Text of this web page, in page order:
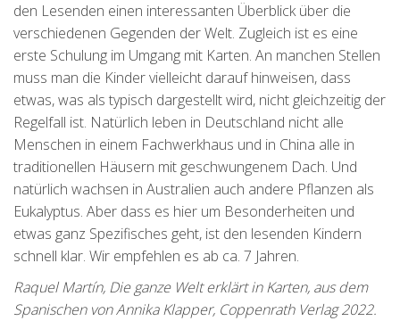
den Lesenden einen interessanten Überblick über die
verschiedenen Gegenden der Welt. Zugleich ist es eine
erste Schulung im Umgang mit Karten. An manchen Stellen
muss man die Kinder vielleicht darauf hinweisen, dass
etwas, was als typisch dargestellt wird, nicht gleichzeitig der
Regelfall ist. Natürlich leben in Deutschland nicht alle
Menschen in einem Fachwerkhaus und in China alle in
traditionellen Häusern mit geschwungenem Dach. Und
natürlich wachsen in Australien auch andere Pflanzen als
Eukalyptus. Aber dass es hier um Besonderheiten und
etwas ganz Spezifisches geht, ist den lesenden Kindern
schnell klar. Wir empfehlen es ab ca. 7 Jahren.
Raquel Martín, Die ganze Welt erklärt in Karten, aus dem
Spanischen von Annika Klapper, Coppenrath Verlag 2022.